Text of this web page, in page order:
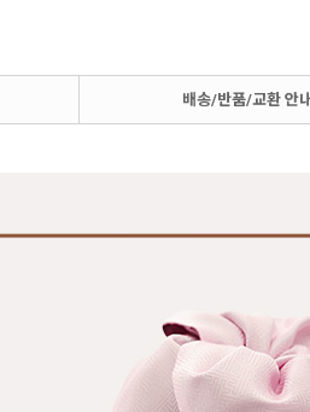
배송/반품/교환 안내